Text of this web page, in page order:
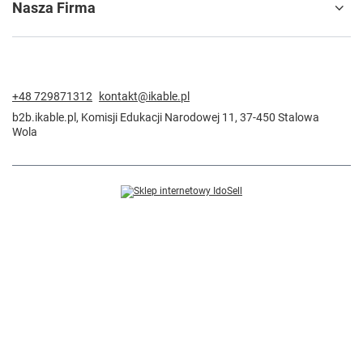
Nasza Firma
+48 729871312
kontakt@ikable.pl
b2b.ikable.pl , Komisji Edukacji Narodowej 11 , 37-450 Stalowa
Wola